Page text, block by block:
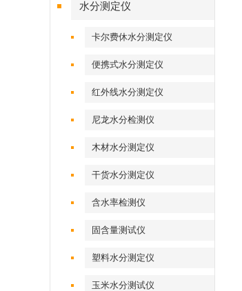
水分测定仪
卡尔费休水分测定仪
便携式水分测定仪
红外线水分测定仪
尼龙水分检测仪
木材水分测定仪
干货水分测定仪
含水率检测仪
固含量测试仪
塑料水分测定仪
玉米水分测试仪